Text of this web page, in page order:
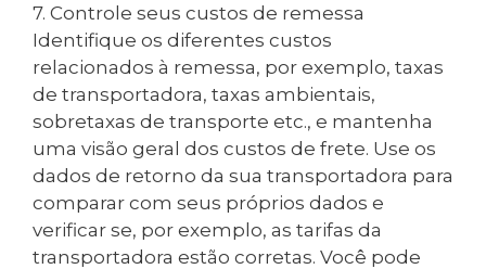
7. Controle seus custos de remessa
Identifique os diferentes custos
relacionados à remessa, por exemplo, taxas
de transportadora, taxas ambientais,
sobretaxas de transporte etc., e mantenha
uma visão geral dos custos de frete. Use os
dados de retorno da sua transportadora para
comparar com seus próprios dados e
verificar se, por exemplo, as tarifas da
transportadora estão corretas. Você pode